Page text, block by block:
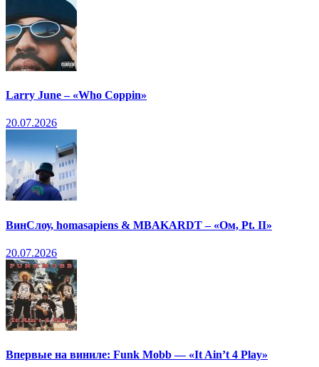
Larry June – «Who Coppin»
20.07.2026
ВинСлоу, homasapiens & MBAKARDT – «Ом, Pt. II»
20.07.2026
Впервые на виниле: Funk Mobb — «It Ain’t 4 Play»